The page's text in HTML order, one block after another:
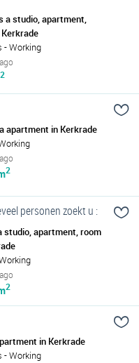
a studio, apartment,
- Working
2
apartment in Kerkrade
2
personen zoekt u :
studio, apartment, room
2
in Kerkrade
- Working